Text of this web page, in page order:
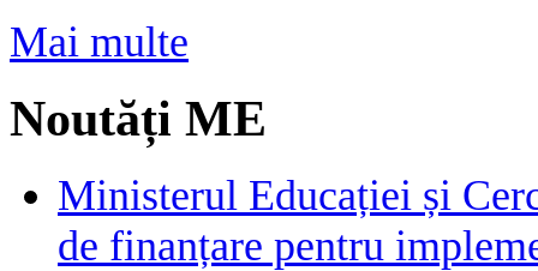
Mai multe
Noutăți ME
Ministerul Educației și
de finanțare pentru